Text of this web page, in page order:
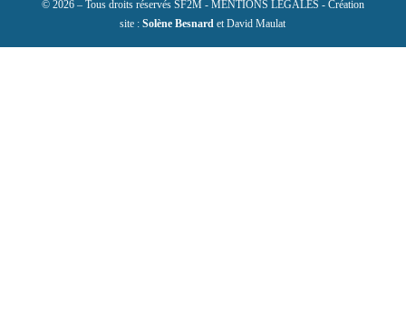
© 2026 – Tous droits réservés SF2M - MENTIONS LÉGALES - Création
site :Solène Besnard et David Maulat